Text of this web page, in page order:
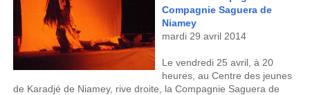
Compagnie Saguera de
Niamey
mardi 29 avril 2014
Le vendredi 25 avril, à 20
heures, au Centre des jeunes
de Karadjé de Niamey, rive droite, la Compagnie Saguera de